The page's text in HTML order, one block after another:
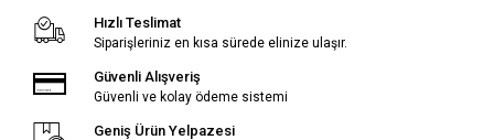
Hızlı Teslimat
Siparişleriniz en kısa sürede elinize ulaşır.
Güvenli Alışveriş
Güvenli ve kolay ödeme sistemi
Geniş Ürün Yelpazesi